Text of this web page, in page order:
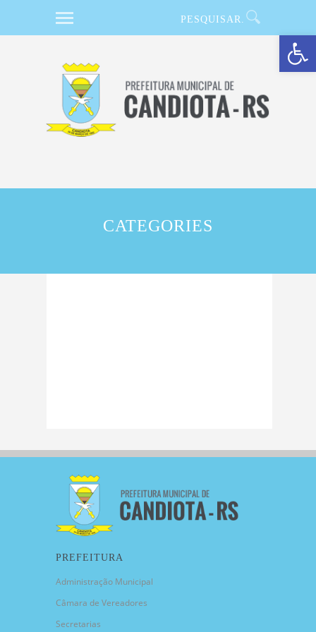
Barra de Ferramentas Aberta
CATEGORIES
PREFEITURA
Administração Municipal
Câmara de Vereadores
Secretarias